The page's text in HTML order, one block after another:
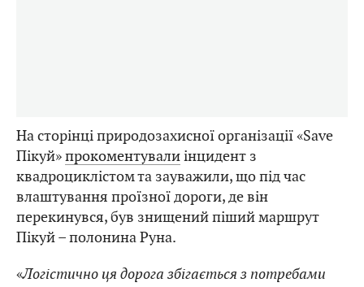
На сторінці природозахисної організації «Save
Пікуй»прокоментувалиінцидент з
квадроциклістом та зауважили, що під час
влаштування проїзної дороги, де він
перекинувся, був знищений піший маршрут
Пікуй – полонина Руна.
«Логістично ця дорога збігається з потребами